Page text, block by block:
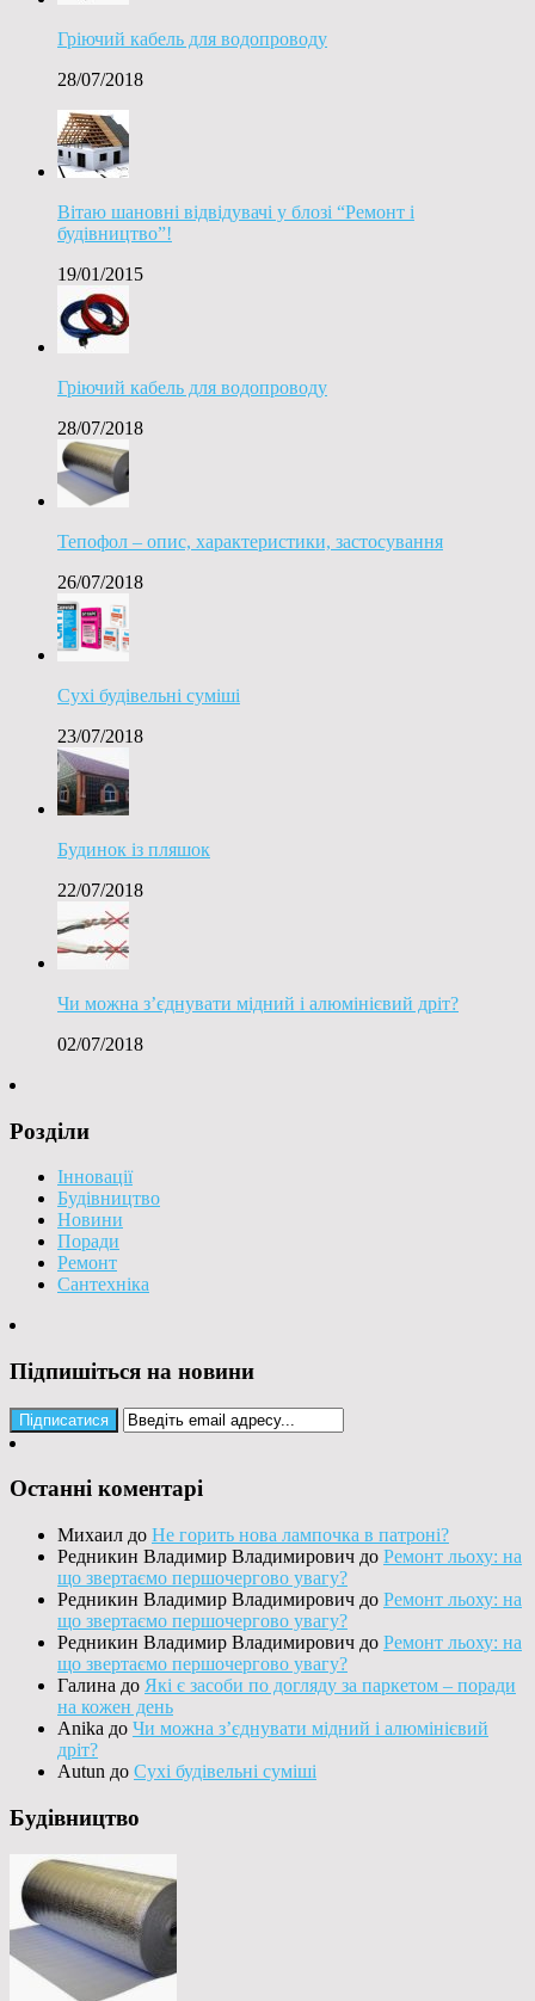
Гріючий кабель для водопроводу
28/07/2018
Вітаю шановні відвідувачі у блозі “Ремонт і
будівництво”!
19/01/2015
Гріючий кабель для водопроводу
28/07/2018
Тепофол – опис, характеристики, застосування
26/07/2018
Сухі будівельні суміші
23/07/2018
Будинок із пляшок
22/07/2018
Чи можна з’єднувати мідний і алюмінієвий дріт?
02/07/2018
Розділи
Інновації
Будівництво
Новини
Поради
Ремонт
Сантехніка
Підпишіться на новини
Останні коментарі
Михаил до Не горить нова лампочка в патроні?
Редникин Владимир Владимирович до Ремонт льоху: на
що звертаємо першочергово увагу?
Редникин Владимир Владимирович до Ремонт льоху: на
що звертаємо першочергово увагу?
Редникин Владимир Владимирович до Ремонт льоху: на
що звертаємо першочергово увагу?
Галина до Які є засоби по догляду за паркетом – поради
на кожен день
Anika до Чи можна з’єднувати мідний і алюмінієвий
дріт?
Autun до Сухі будівельні суміші
Будівництво